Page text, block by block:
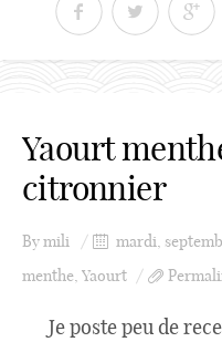
Yaourt
citronnier
Bymili mardi,
menthe, Yaourt
Je poste peu de